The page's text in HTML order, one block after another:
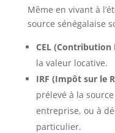
Même en vivant à
source sénégalaise
CEL (Contribution
la valeur locative.
IRF (Impôt sur le
prélevé à la
entreprise, ou à
particulier.